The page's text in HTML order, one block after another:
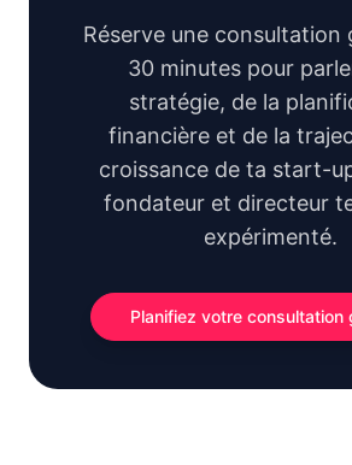
Réserve une consultation
30 minutes pour
stratégie, de la
financière et de la
croissance de ta start-
fondateur et directeur
expérimenté.
Planifiez votre consultation